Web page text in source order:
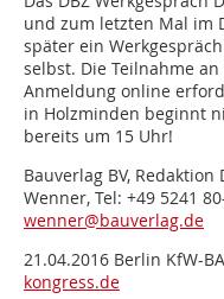
und zum letzten Mal im
später ein
selbst. Die Teilnahme
Anmeldung online
in Holzminden beginnt
bereits um 15 Uhr!
Bauverlag BV,
Wenner, Tel: +49 5241
wenner@bauverlag.de
21.04.2016 Berlin KfW-
kongress.de